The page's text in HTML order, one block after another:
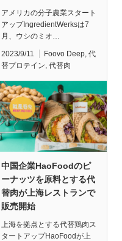
アメリカの分子農業スタート
アップIngredientWerksは7
月、ウシのミオ…
2023/9/11 Foovo Deep, 代
替プロテイン, 代替肉
中国企業HaoFoodのピ
ーナッツを原料とする代
替肉が上海レストランで
販売開始
上海を拠点とする代替鶏肉ス
タートアップHaoFoodが上